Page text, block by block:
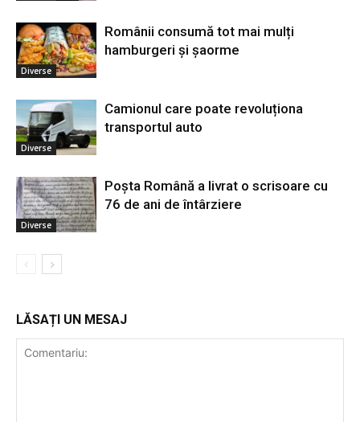
Diverse
Românii consumă tot mai mulți
hamburgeri și șaorme
Diverse
Camionul care poate revoluționa
transportul auto
Diverse
Poșta Română a livrat o scrisoare cu
76 de ani de întârziere
LĂSAȚI UN MESAJ